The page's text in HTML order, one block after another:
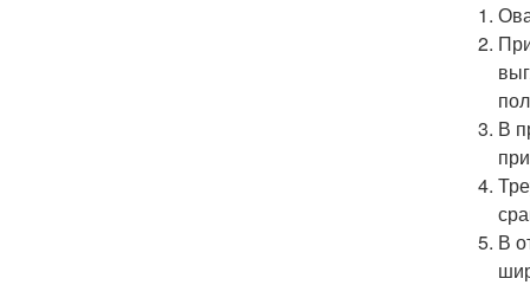
В
В